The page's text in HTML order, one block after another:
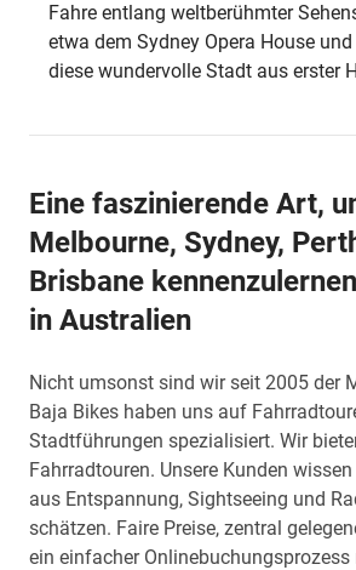
Fahre entlang weltberühmter
etwa dem Sydney Opera House
diese wundervolle Stadt aus erster
Eine faszinierende Art,
Melbourne, Sydney,
Brisbane
in Australien
Nicht umsonst sind wir seit 2005 der
Baja Bikes haben uns auf
Stadtführungen spezialisiert. Wir
Fahrradtouren. Unsere Kunden
aus Entspannung, Sightseeing und
schätzen. Faire Preise, zentral
ein einfacher